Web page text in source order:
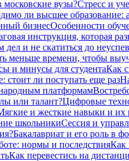
московские вузы?Стресс и
ли высшее образование:
бизнесОсобенности
инструкция, которая
и не скатиться до
меньше времени, чтобы
и минусы для студентаКак
стоит ли поступать еще раз
платформам
или талант?Цифровые
и жесткие навыки и их
школьникиСессия и
Бакалавриат и его роль в
нормы и последствияКак
Как перевестись на